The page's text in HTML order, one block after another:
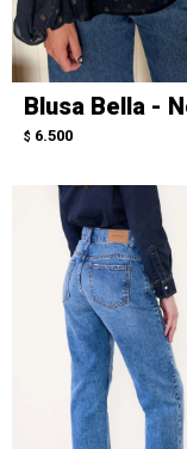
Blusa Bella -
$ 6.500